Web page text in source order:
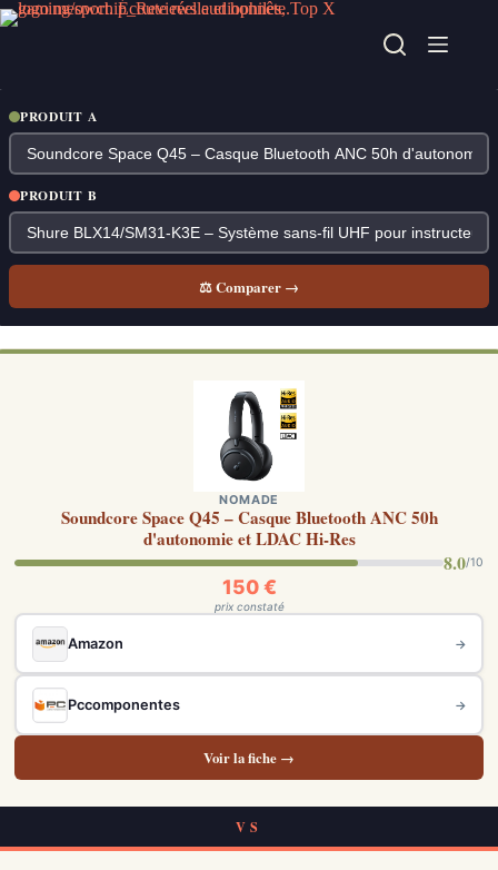
Passer
au
PRODUIT A
PRODUIT B
⚖ Comparer →
NOMADE
Soundcore Space Q45 – Casque Bluetooth ANC 50h
d'autonomie et LDAC Hi-Res
8.0/10
150 €
prix constaté
Amazon →
Pccomponentes →
Voir la fiche →
VS